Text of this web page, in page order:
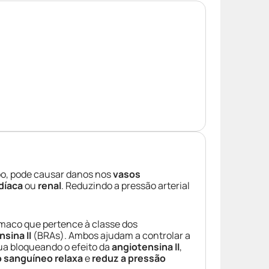
pode causar danos nosvasos
ou renal. Reduzindo a pressão arterial
que pertence à classe dos
II (BRAs). Ambos ajudam a controlar a
bloqueando o efeito daangiotensina II,
sanguíneo relaxaereduz a pressão